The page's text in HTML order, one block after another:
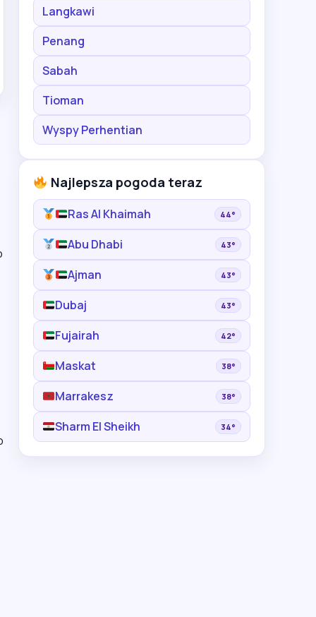
Langkawi
Penang
Sabah
Tioman
Wyspy Perhentian
Najlepsza pogoda teraz
Ras Al Khaimah 44°
Abu Dhabi 43°
Ajman 43°
Dubaj 43°
Fujairah 42°
Maskat 38°
Marrakesz 38°
Sharm El Sheikh 34°